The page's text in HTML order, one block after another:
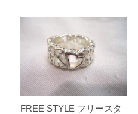
FREE STYLE フリースタ